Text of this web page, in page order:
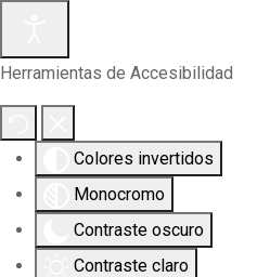
Herramientas de Accesibilidad
Colores invertidos
Monocromo
Contraste oscuro
Contraste claro